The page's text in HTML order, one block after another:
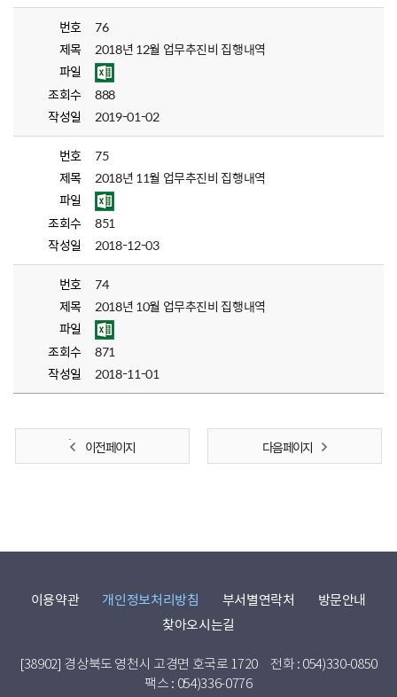
번호
76
제목
2018년 12월 업무추진비 집행내역
파일
조회수
888
작성일
2019-01-02
번호
75
제목
2018년 11월 업무추진비 집행내역
파일
조회수
851
작성일
2018-12-03
번호
74
제목
2018년 10월 업무추진비 집행내역
파일
조회수
871
작성일
2018-11-01
이전 페이지 다음 페이지
이용약관 개인정보처리방침 부서별연락처
방문안내
찾아오시는길
[38902] 경상북도 영천시 고경면 호국로 1720
전화 : 054)330-0850
팩스 : 054)336-0776